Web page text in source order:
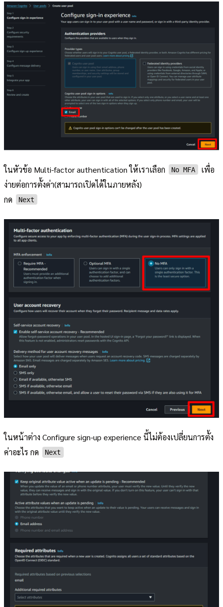
ในหัวข้อ Multi-factor authentication ให้เราเลือก No MFA
เพื่อ
ง่ายต่อการตั้งค่า(สามารถเปิดได้ในภายหลัง)
กด
Next
ในหน้าต่าง Configure sign-up experience นี้ไม่ต้องเปลี่ยนการตั้ง
ค่าอะไร กด
Next